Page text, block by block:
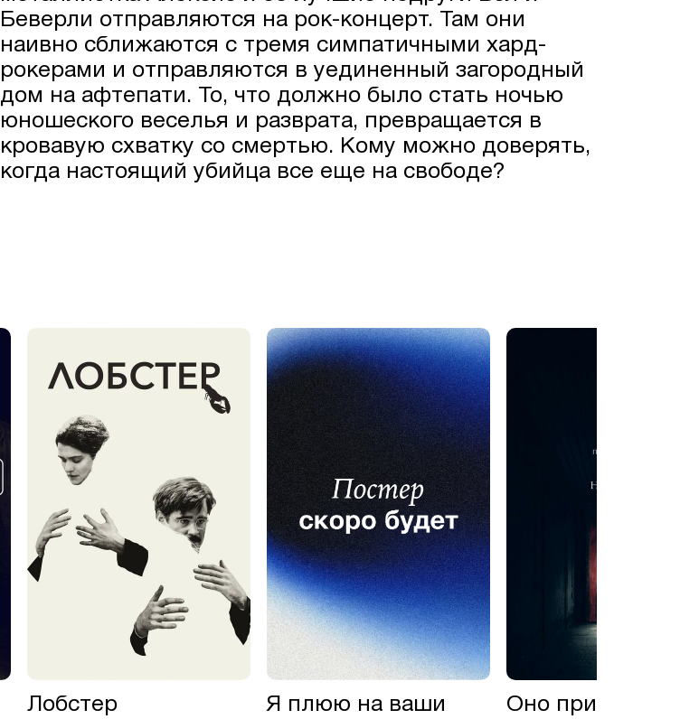
Беверли отправляются на рок-концерт. Там они
наивно сближаются с тремя симпатичными хард-
рокерами и отправляются в уединенный загородный
дом на афтепати. То, что должно было стать ночью
юношеского веселья и разврата, превращается в
кровавую схватку со смертью. Кому можно доверять,
когда настоящий убийца все еще на свободе?
Лобстер
Я плюю на ваши
Оно приходит